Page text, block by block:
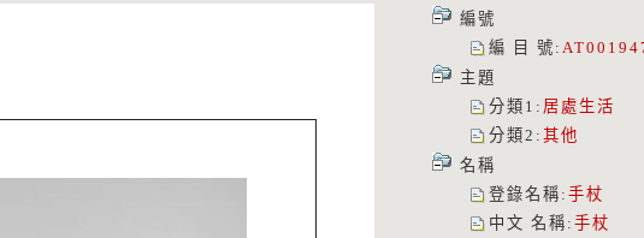
編號
編 目 號 :
主題
分類1 : 居處生活
分類2 : 其他
名稱
登錄名稱 : 手杖
中文 名稱 : 手杖